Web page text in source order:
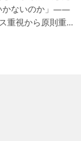
かないのか」——
重視から原則重視
ィ…